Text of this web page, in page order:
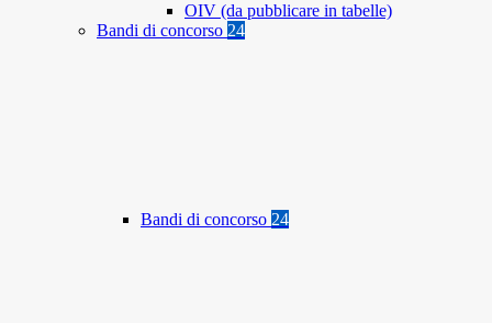
OIV (da pubblicare in tabelle)
Bandi di concorso 24
Bandi di concorso 24